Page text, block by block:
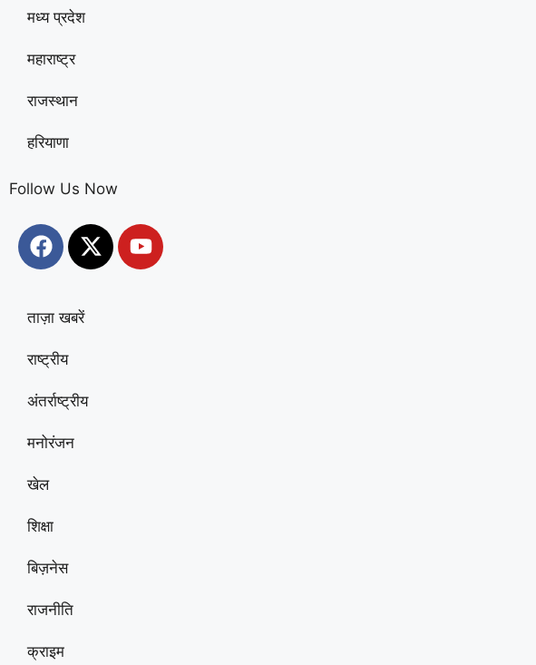
मध्य प्रदेश
महाराष्ट्र
राजस्थान
हरियाणा
Follow Us Now
ताज़ा खबरें
राष्ट्रीय
अंतर्राष्ट्रीय
मनोरंजन
खेल
शिक्षा
बिज़नेस
राजनीति
क्राइम